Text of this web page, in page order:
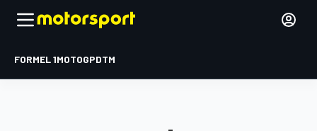
FORMEL 1MOTOGPDTM